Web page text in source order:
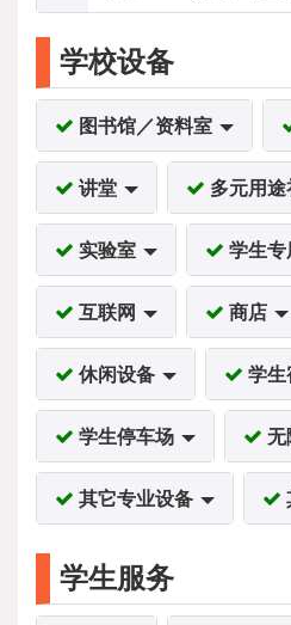
学校设备
图书馆／资料室
讲堂 多元用
实验室 学生
互联网 商店
休闲设备 学生
学生停车场 无
其它专业设备
学生服务